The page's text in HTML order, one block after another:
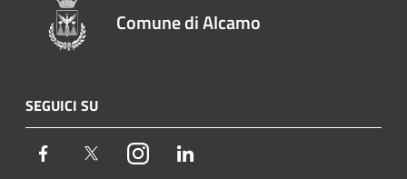
Comune di Alcamo
SEGUICI SU
Facebook TwitterInstagram